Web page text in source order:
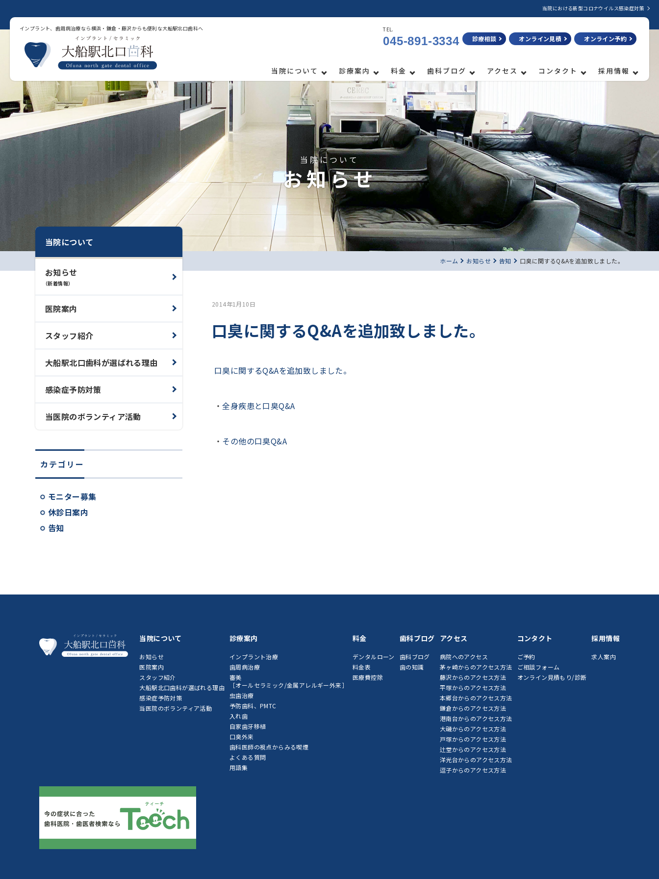
当院における新型コロナウイルス感染症対策
インプラント、歯周病治療なら横浜・鎌倉・藤沢からも便利な大船駅北口歯科へ TEL.
045-891-3334 診療相談 オンライン見積 オンライン予約
当院について 診療案内 料金 歯科ブログ アクセス コンタクト 採用情報
当院について
お知らせ
ホーム お知らせ 告知 口臭に関するQ&Aを追加致しました。
当院について
お知らせ
（新着情報）
医院案内
スタッフ紹介
大船駅北口歯科が選ばれる理由
感染症予防対策
当医院のボランティア活動
カテゴリー
モニター募集
休診日案内
告知
2014年1月10日
口臭に関するQ&Aを追加致しました。
口臭に関するQ&Aを追加致しました。
・全身疾患と口臭Q&A
・ その他の口臭Q&A
当院について
お知らせ
医院案内
スタッフ紹介
大船駅北口歯科が選ばれる理由
感染症予防対策
当医院のボランティア活動
診療案内
インプラント治療
歯周病治療
審美
［オールセラミック/金属アレルギー外来］
虫歯治療
予防歯科、PMTC
入れ歯
自家歯牙移植
口臭外来
歯科医師の視点からみる喫煙
よくある質問
用語集
料金
デンタルローン
料金表
医療費控除
歯科ブログ
歯科ブログ
歯の知識
アクセス
病院へのアクセス
茅ヶ崎からのアクセス方法
藤沢からのアクセス方法
平塚からのアクセス方法
本郷台からのアクセス方法
鎌倉からのアクセス方法
港南台からのアクセス方法
大磯からのアクセス方法
戸塚からのアクセス方法
辻堂からのアクセス方法
洋光台からのアクセス方法
逗子からのアクセス方法
コンタクト
ご予約
ご相談フォーム
オンライン見積もり/診断
採用情報
求人案内